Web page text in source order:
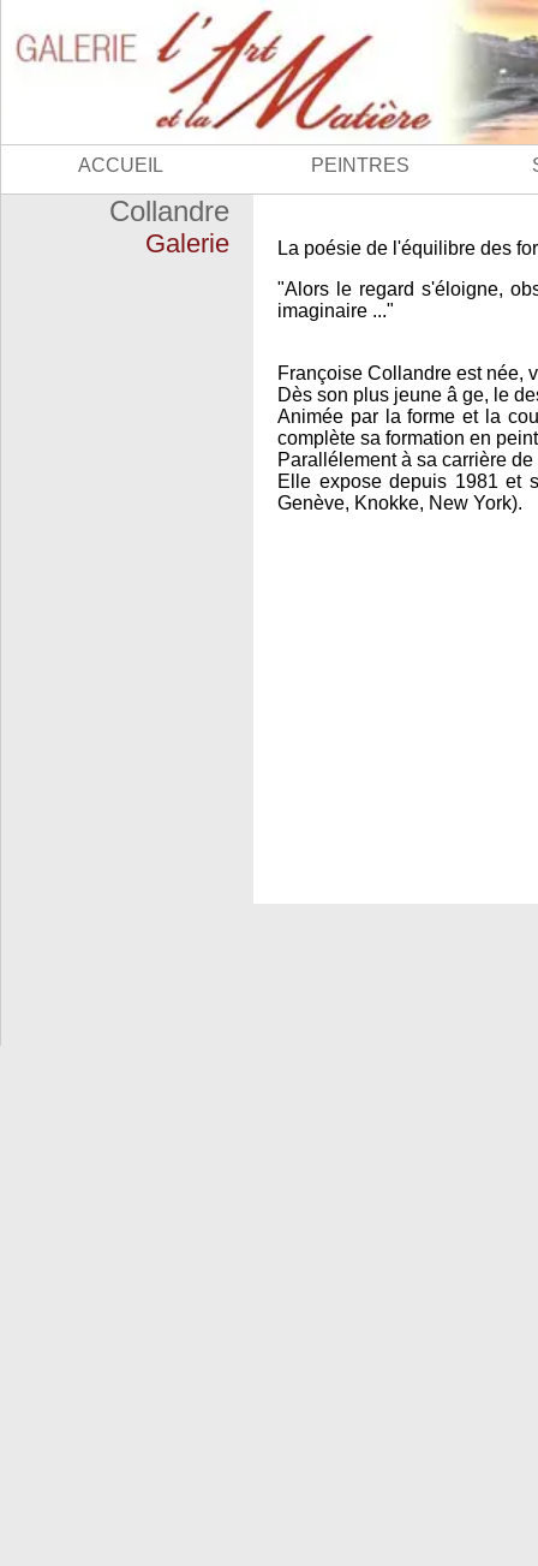
ACCUEIL PEINTRES
Collandre
Galerie
La poésie de l'équilibre des
"Alors le regard s'éloigne,
imaginaire ..."
Françoise Collandre est née,
Dès son plus jeune â ge, le
Animée par la forme et la
complète sa formation en
Parallélement à sa carrière
Elle expose depuis 1981 et
Genève, Knokke, New York).